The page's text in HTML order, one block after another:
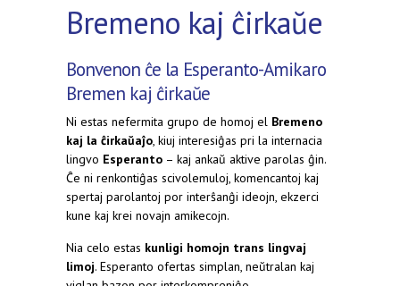
Bremeno kaj ĉirkaŭe
Bonvenon ĉe la Esperanto-Amikaro
Bremen kaj ĉirkaŭe
Ni estas nefermita grupo de homoj el Bremeno
kaj la ĉirkaŭaĵo , kiuj interesiĝas pri la internacia
lingvo Esperanto – kaj ankaŭ aktive parolas ĝin.
Ĉe ni renkontiĝas scivolemuloj, komencantoj kaj
spertaj parolantoj por interŝanĝi ideojn, ekzerci
kune kaj krei novajn amikecojn.
Nia celo estas kunligi homojn trans lingvaj
limoj. Esperanto ofertas simplan, neŭtralan kaj